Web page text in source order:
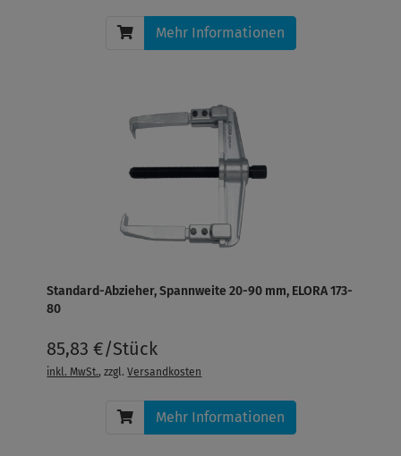
Mehr Informationen
Standard-Abzieher, Spannweite 20-90 mm, ELORA 173-
80
85,83 €/Stück
inkl. MwSt., zzgl.Versandkosten
Mehr Informationen